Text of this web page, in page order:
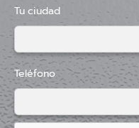
Tu ciudad
Teléfono